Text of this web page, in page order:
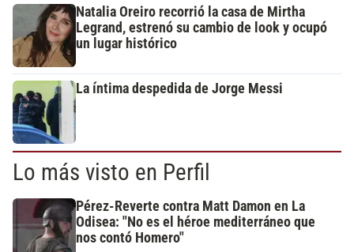
Natalia Oreiro recorrió la casa de Mirtha
Legrand, estrenó su cambio de look y ocupó
un lugar histórico
La íntima despedida de Jorge Messi
Lo más visto en Perfil
Pérez-Reverte contra Matt Damon en La
Odisea: "No es el héroe mediterráneo que
nos contó Homero"